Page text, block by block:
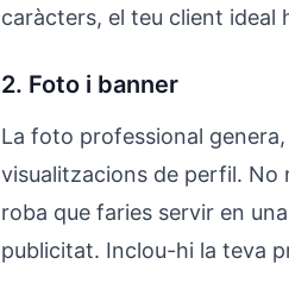
caràcters, el teu client ideal
2. Foto i banner
La foto professional
visualitzacions de perfil. No
roba que faries servir en
publicitat. Inclou-hi la teva